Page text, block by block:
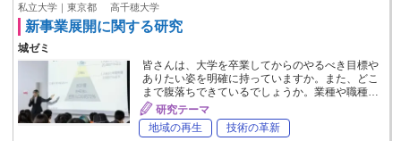
私立大学｜東京都 高千穂大学
新事業展開に関する研究
城ゼミ
皆さんは、大学を卒業してからのやるべき目標や
ありたい姿を明確に持っていますか。また、どこ
まで腹落ちできているでしょうか。業種や職種…
研究テーマ
地域の再生
技術の革新